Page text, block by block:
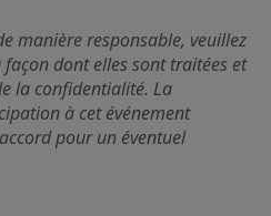
manière responsable, veuillez
dont elles sont traitées et
la confidentialité. La
à cet événement
pour un éventuel